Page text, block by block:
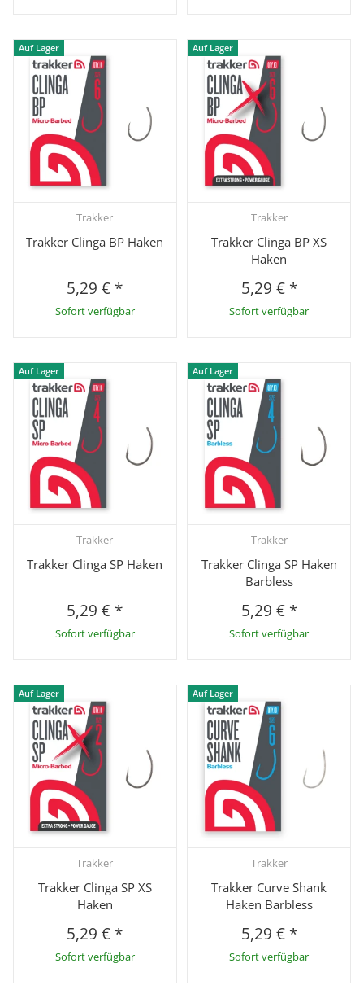
Auf Lager
Trakker
Trakker Clinga BP Haken
5,29 € *
Sofort verfügbar
Auf Lager
Trakker
Trakker Clinga BP XS
Haken
5,29 € *
Sofort verfügbar
Auf Lager
Trakker
Trakker Clinga SP Haken
5,29 € *
Sofort verfügbar
Auf Lager
Trakker
Trakker Clinga SP Haken
Barbless
5,29 € *
Sofort verfügbar
Auf Lager
Trakker
Trakker Clinga SP XS
Haken
5,29 € *
Sofort verfügbar
Auf Lager
Trakker
Trakker Curve Shank
Haken Barbless
5,29 € *
Sofort verfügbar